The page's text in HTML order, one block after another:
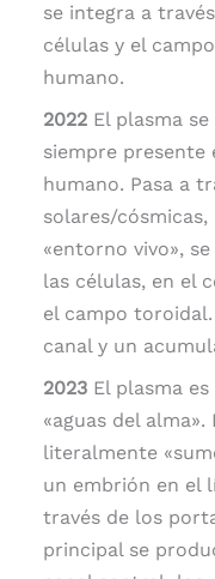
se integra a
células y el
humano.
2022 El plasma
siempre
humano. Pasa a
solares/
«entorno vivo»,
las células, en el
el campo
canal y un
2023 El plasma
«aguas del
literalmente
un embrión en el
través de los
principal se